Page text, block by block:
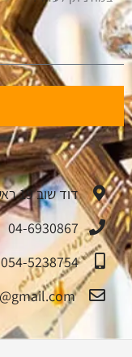
דוד שוב 19 ראש פינה, ישראל.
04-6930867
054-5238754
jerusalemchimes@gmail.com‏